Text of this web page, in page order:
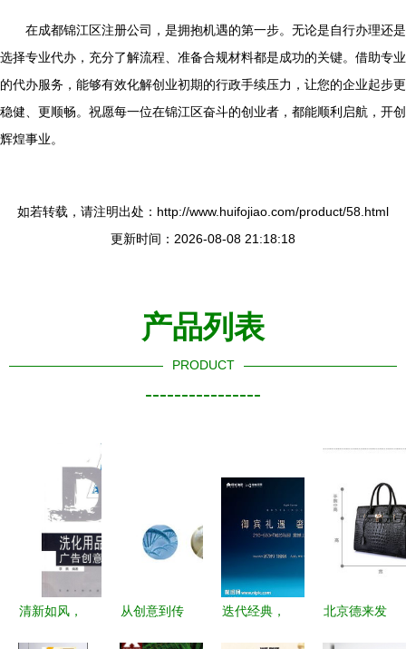
在成都锦江区注册公司，是拥抱机遇的第一步。无论是自行办理还是
选择专业代办，充分了解流程、准备合规材料都是成功的关键。借助专业
的代办服务，能够有效化解创业初期的行政手续压力，让您的企业起步更
稳健、更顺畅。祝愿每一位在锦江区奋斗的创业者，都能顺利启航，开创
辉煌事业。
如若转载，请注明出处：http://www.huifojiao.com/product/58.html
更新时间：2026-08-08 21:18:18
产品列表
PRODUCT
----------------
清新如风，
从创意到传
迭代经典，
北京德来发